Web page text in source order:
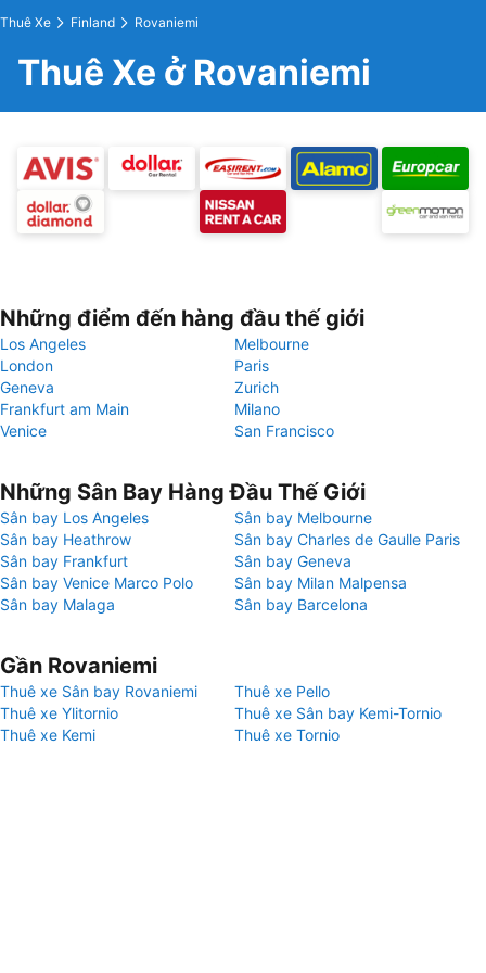
Thuê Xe Finland Rovaniemi
Thuê Xe ở Rovaniemi
Những điểm đến hàng đầu thế giới
Los Angeles
Melbourne
London
Paris
Geneva
Zurich
Frankfurt am Main
Milano
Venice
San Francisco
Những Sân Bay Hàng Đầu Thế Giới
Sân bay Los Angeles
Sân bay Melbourne
Sân bay Heathrow
Sân bay Charles de Gaulle Paris
Sân bay Frankfurt
Sân bay Geneva
Sân bay Venice Marco Polo
Sân bay Milan Malpensa
Sân bay Malaga
Sân bay Barcelona
Gần Rovaniemi
Thuê xe Sân bay Rovaniemi
Thuê xe Pello
Thuê xe Ylitornio
Thuê xe Sân bay Kemi-Tornio
Thuê xe Kemi
Thuê xe Tornio